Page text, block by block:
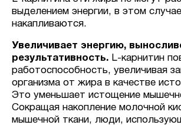
выделением энергии, в этом
накапливаются.
Увеличивает энергию,
результативность. L-карнитин
работоспособность, увеличивая
организма от жира в качестве
Это уменьшает истощение
Сокращая накопление молочной
мышечной ткани, люди,